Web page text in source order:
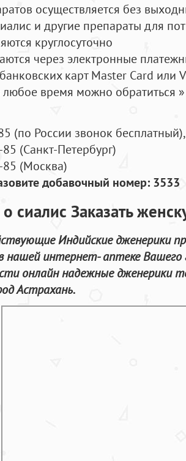
осуществляется без
и другие препараты для
круглосуточно
через электронные
карт Master Card или
любое время можно обратиться
(по России звонок бесплатный),
(Санкт-Петербург)
(Москва)
добавочный номер: 3533
сиалис Заказать
Индийские дженерики
нашей интернет- аптеке Вашего
онлайн надежные дженерики
Астрахань.